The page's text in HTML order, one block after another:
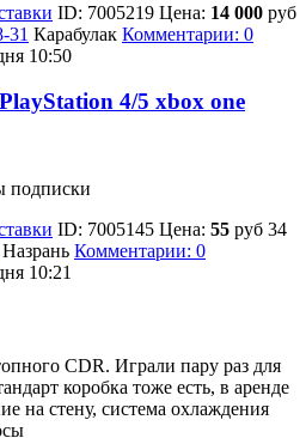
ID: 7005219 Цена: 14 000 руб
31 Карабулак Комментарии: 0
10:50
4/5 xbox one
подписки
ID: 7005145 Цена: 55 руб 34
Назрань Комментарии: 0
10:21
CDR. Играли пару раз для
коробка тоже есть, в аренде
на стену, система охлаждения